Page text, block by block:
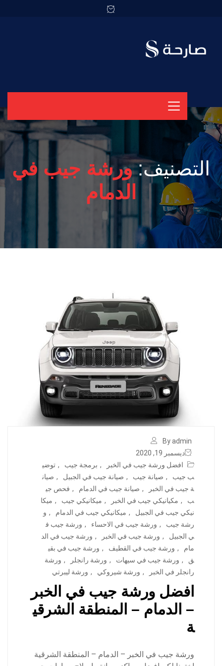
التصنيف:ورشة جيب في
الدمام
By admin
ديسمبر 19, 2020
افضل ورشة جيب في الخبر
, برمجة جيب , توضي
ب جيب
, صيانة جيب , صيانة جيب في الجبيل , صيان
ة جيب في الخبر
, صيانة جيب في الدمام , فحص جي
ب
, مكيانيكي جيب في الخبر , ميكانيكي جيب , ميكا
نيكي جيب في الجبيل
, ميكانيكي جيب في الدمام , و
رشة جيب
, ورشة جيب في الاحساء , ورشة جيب ف
ي الجبيل
, ورشة جيب في الخبر , ورشة جيب في الد
مام
, ورشة جيب في القطيف , ورشة جيب في بقي
ق
, ورشة جيب في سيهات , ورشة رانجلر , ورشة
رانجلر في الخبر
, ورشة شيروكي , ورشة ليبرتي
افضل ورشة جيب في الخبر
– الدمام – المنطقة الشرقي
ة
ورشة جيب في الخبر – الدمام – المنطقة الشرقية